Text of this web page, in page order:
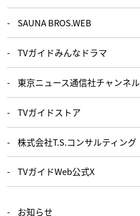
SAUNA BROS.WEB
TVガイドみんなドラマ
東京ニュース通信社チャンネル
TVガイドストア
株式会社T.S.コンサルティング
TVガイドWeb公式X
お知らせ